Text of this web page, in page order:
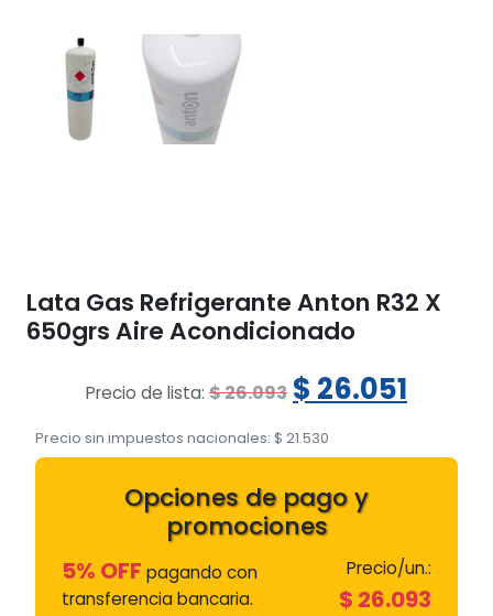
Lata Gas Refrigerante Anton R32 X
650grs Aire Acondicionado
Precio de lista: $26.093 El
precio
original
era:
$ 26.093.
$ 26.051
$
Precio sin impuestos nacionales: $ 21.530
Opciones de pago y
promociones
5% OFF pagando con
transferencia bancaria.
Precio/un.:
$ 26.093